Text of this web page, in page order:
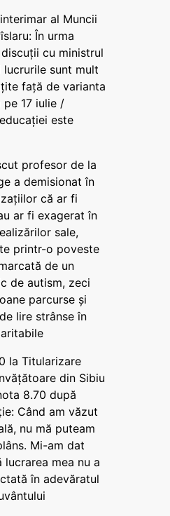
al Muncii
În urma
cu ministrul
lucrurile sunt mult
față de varianta
17 iulie /
este
profesor de la
a demisionat în
că ar fi
ar fi exagerat în
sale,
printr-o poveste
de un
de autism, zeci
parcurse și
lire strânse în
la Titularizare
din Sibiu
8.70 după
Când am văzut
nu mă puteam
Mi-am dat
lucrarea mea nu a
în adevăratul